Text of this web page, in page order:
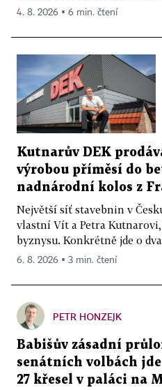
4. 8. 2026 ▪ 6 min. čtení
Kutnarův DEK
výrobou příměsí do
nadnárodní kolos z
Největší síť stavebnin v
vlastní Vít a Petra Kutnarovi,
byznysu. Konkrétně jde o
6. 8. 2026 ▪ 3 min. čtení
PETR HONZEJK
Babišův zásadní
senátních volbách
27 křesel v paláci na